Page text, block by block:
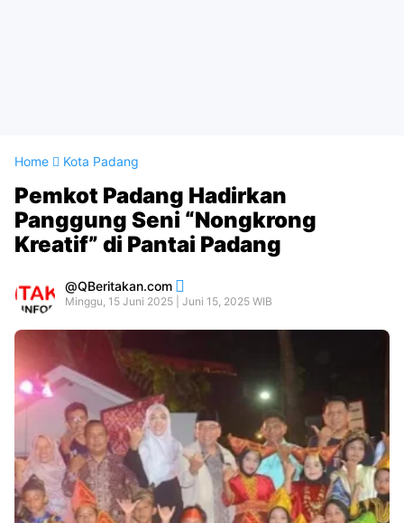
Home Kota Padang
Pemkot Padang Hadirkan
Panggung Seni “Nongkrong
Kreatif” di Pantai Padang
QBeritakan.com
Minggu, 15 Juni 2025 | Juni 15, 2025 WIB